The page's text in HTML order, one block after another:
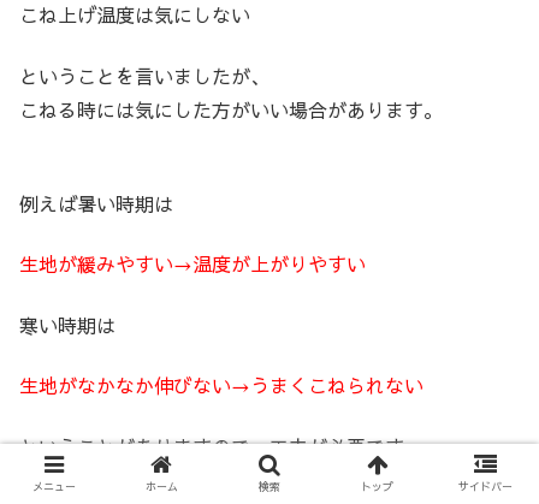
こね上げ温度は気にしない
ということを言いましたが、
こねる時には気にした方がいい場合があります。
例えば暑い時期は
生地が緩みやすい→温度が上がりやすい
寒い時期は
生地がなかなか伸びない→うまくこねられない
ということがありますので、工夫が必要です。
メニュー ホーム 検索 トップ サイドバー